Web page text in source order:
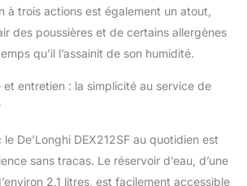
à trois actions est également un atout,
des poussières et de certains allergènes
qu’il l’assainit de son humidité.
et entretien : la simplicité au service de
De’Longhi DEX212SF au quotidien est
sans tracas. Le réservoir d’eau, d’une
2,1 litres, est facilement accessible